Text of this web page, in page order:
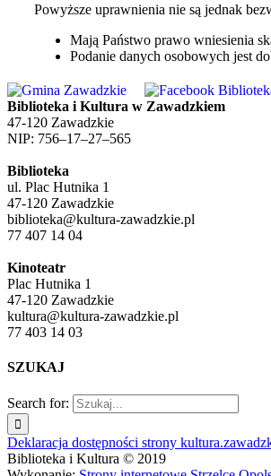
Powyższe uprawnienia nie są jednak
Mają Państwo prawo wniesienia
Podanie danych osobowych jest
Biblioteka i Kultura w Zawadzkiem
47-120 Zawadzkie
NIP: 756–17–27–565
Biblioteka
ul. Plac Hutnika 1
47-120 Zawadzkie
biblioteka@kultura-zawadzkie.pl
77 407 14 04
Kinoteatr
Plac Hutnika 1
47-120 Zawadzkie
kultura@kultura-zawadzkie.pl
77 403 14 03
SZUKAJ
Search for:
Deklaracja dostępności strony
Biblioteka i Kultura © 2019